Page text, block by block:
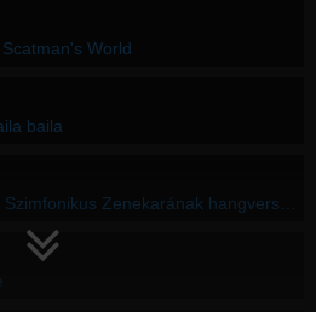
World
baila
Zenekarának hangversenye